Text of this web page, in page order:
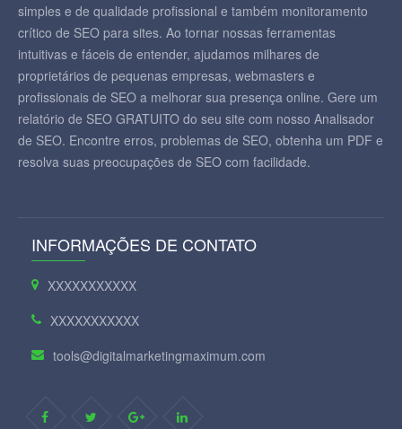
simples e de qualidade profissional e também monitoramento
crítico de SEO para sites. Ao tornar nossas ferramentas
intuitivas e fáceis de entender, ajudamos milhares de
proprietários de pequenas empresas, webmasters e
profissionais de SEO a melhorar sua presença online. Gere um
relatório de SEO GRATUITO do seu site com nosso Analisador
de SEO. Encontre erros, problemas de SEO, obtenha um PDF e
resolva suas preocupações de SEO com facilidade.
INFORMAÇÕES DE CONTATO
XXXXXXXXXXX
XXXXXXXXXXX
tools@digitalmarketingmaximum.com